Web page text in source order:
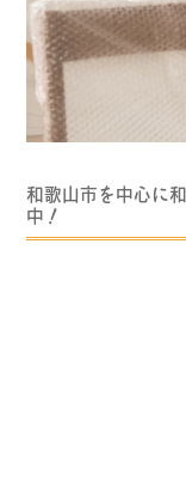
和歌山市を中心に
中！